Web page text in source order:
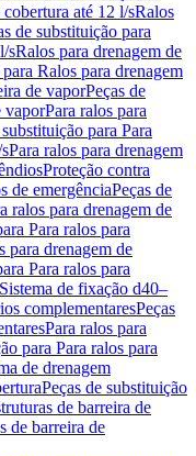
até 12 l/sRalos
de substituição para
sRalos para drenagem de
Ralos para drenagem
de vaporPeças de
vaporPara ralos para
para Para
Para ralos para drenagem
Proteção contra
de emergênciaPeças de
ralos para drenagem de
Para ralos para
para drenagem de
Para ralos para
Sistema de fixação d40–
complementaresPeças
Para ralos para
para Para ralos para
de drenagem
Peças de substituição
de barreira de
de barreira de